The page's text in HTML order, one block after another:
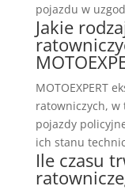
pojazdu w
Jakie
MOTOEXPERT
ratowniczych, w
pojazdy
ich stanu
Ile czasu